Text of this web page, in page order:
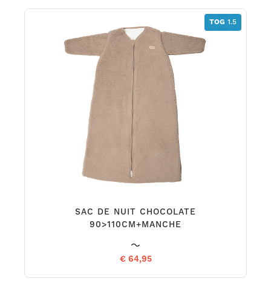
TOG 1.5
SAC DE NUIT CHOCOLATE
90>110CM+MANCHE
€ 64,95